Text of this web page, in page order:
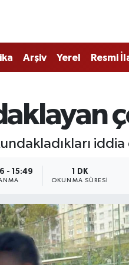
Arşiv Yerel Resmi
- 15:49 1 DK
OKUNMA SÜRESI